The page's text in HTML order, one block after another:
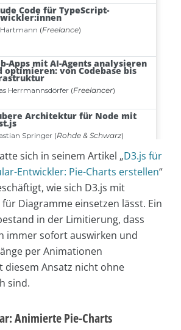
sich in seinem Artikel „D3.js für
Entwickler: Pie-Charts erstellen“
wie sich D3.js mit
Diagramme einsetzen lässt. Ein
in der Limitierung, dass
immer sofort auswirken und
per Animationen
diesem Ansatz nicht ohne
sind.
Animierte Pie-Charts